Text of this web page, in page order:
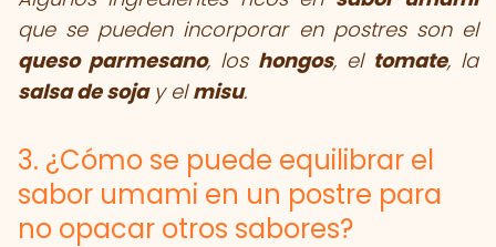
que se pueden incorporar en postres son el
queso parmesano, los hongos, el tomate, la
salsa de sojay elmisu.
3. ¿Cómo se puede equilibrar el
sabor umami en un postre para
no opacar otros sabores?